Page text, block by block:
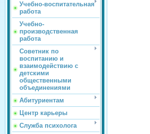
Учебно-воспитательная
работа
Учебно-
производственная
работа
Советник по
воспитанию и
взаимодействию с
детскими
общественными
объединениями
Абитуриентам
Центр карьеры
Служба психолога